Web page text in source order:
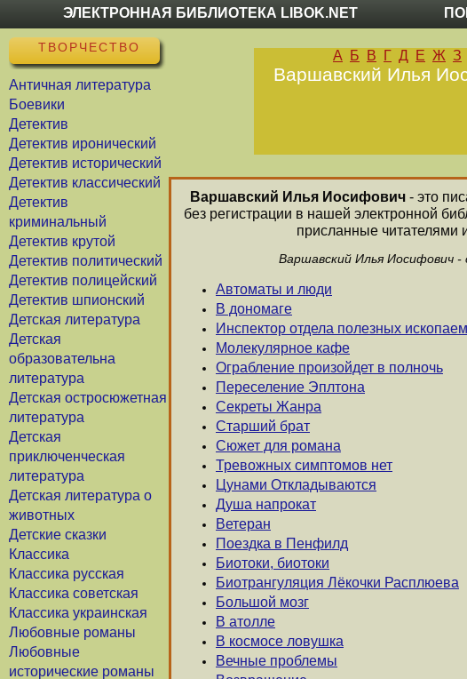
ЭЛЕКТРОННАЯ БИБЛИОТЕКА LIBOK.NET
ТВОРЧЕСТВО
Античная литература
Боевики
Детектив
Детектив иронический
Детектив исторический
Детектив классический
Детектив
криминальный
Детектив крутой
Детектив политический
Детектив полицейский
Детектив шпионский
Детская литература
Детская
образовательна
литература
Детская остросюжетная
литература
Детская
приключенческая
литература
Детская литература о
животных
Детские сказки
Классика
Классика русская
Классика советская
Классика украинская
Любовные романы
Любовные
исторические романы
А Б В Г Д Е Ж З
Варшавский Илья
Варшавский Илья Иосифович- это
без регистрации в нашей электронной
присланные читателями
Варшавский Илья Иосифович
Автоматы и люди
В дономаге
Инспектор отдела полезных
Молекулярное кафе
Ограбление произойдет в полночь
Переселение Эплтона
Секреты Жанра
Старший брат
Сюжет для романа
Тревожных симптомов нет
Цунами Откладываются
Душа напрокат
Ветеран
Поездка в Пенфилд
Биотоки, биотоки
Биотрангуляция Лёкочки Расплюева
Большой мозг
В атолле
В космосе ловушка
Вечные проблемы